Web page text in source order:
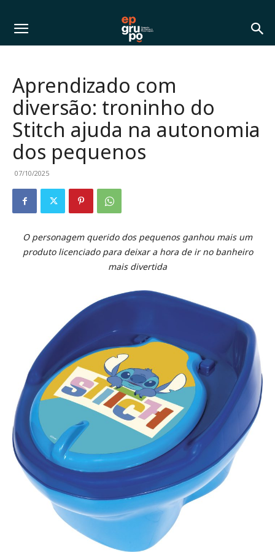
Aprendizado com
diversão: troninho do
Stitch ajuda na autonomia
dos pequenos
07/10/2025
O personagem querido dos pequenos ganhou mais um
produto licenciado para deixar a hora de ir no banheiro
mais divertida